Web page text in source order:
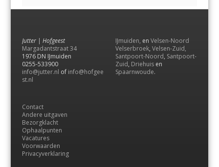
Jutter | Hofgeest
Margadantstraat 34
1976 DN IJmuiden
0255-533900
info@jutter.nl of info@hofgee
st.nl
IJmuiden, en Velsen-Noord
Velserbroek, Velsen-Zuid,
Santpoort-Noord, Santpoort-
Zuid, Driehuis en
Spaarnwoude.
Contact
Andere uitgaven
Bezorgklacht
Ophaalpunten
Vacatures
Voorwaarden
Privacyverklaring